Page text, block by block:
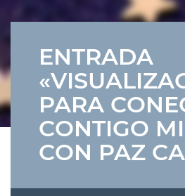
ENTRADA
PARA
CONTIGO
CON PAZ